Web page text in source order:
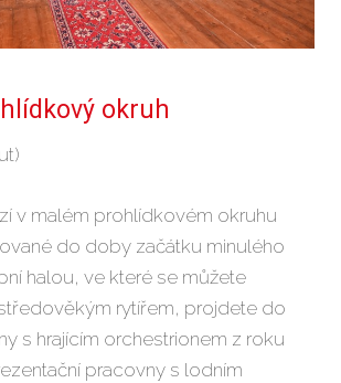
okruh
v malém prohlídkovém okruhu
do doby začátku minulého
halou, ve které se můžete
rytířem, projdete do
s hrajícím orchestrionem z roku
pracovny s lodním